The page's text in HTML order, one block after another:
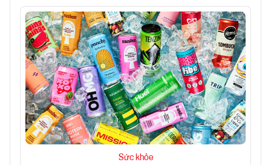
Sức khỏe